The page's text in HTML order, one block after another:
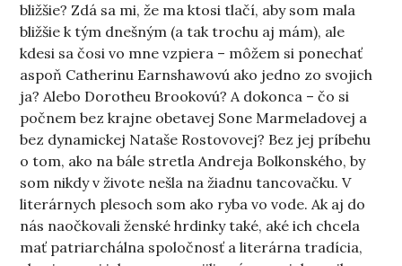
bližšie? Zdá sa mi, že ma ktosi tlačí, aby som mala
bližšie k tým dnešným (a tak trochu aj mám), ale
kdesi sa čosi vo mne vzpiera – môžem si ponechať
aspoň Catherinu Earnshawovú ako jedno zo svojich
ja? Alebo Dorotheu Brookovú? A dokonca – čo si
počnem bez krajne obetavej Sone Marmeladovej a
bez dynamickej Nataše Rostovovej? Bez jej príbehu
o tom, ako na bále stretla Andreja Bolkonského, by
som nikdy v živote nešla na žiadnu tancovačku. V
literárnych plesoch som ako ryba vo vode. Ak aj do
nás naočkovali ženské hrdinky také, aké ich chcela
mať patriarchálna spoločnosť a literárna tradícia,